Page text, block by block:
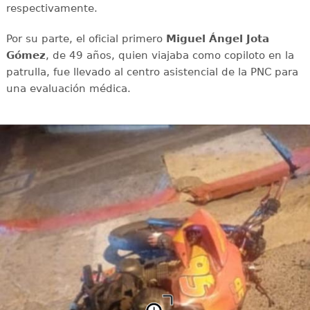
respectivamente.
Por su parte, el oficial primero Miguel Ángel Jota
Gómez, de 49 años, quien viajaba como copiloto en la
patrulla, fue llevado al centro asistencial de la PNC para
una evaluación médica.